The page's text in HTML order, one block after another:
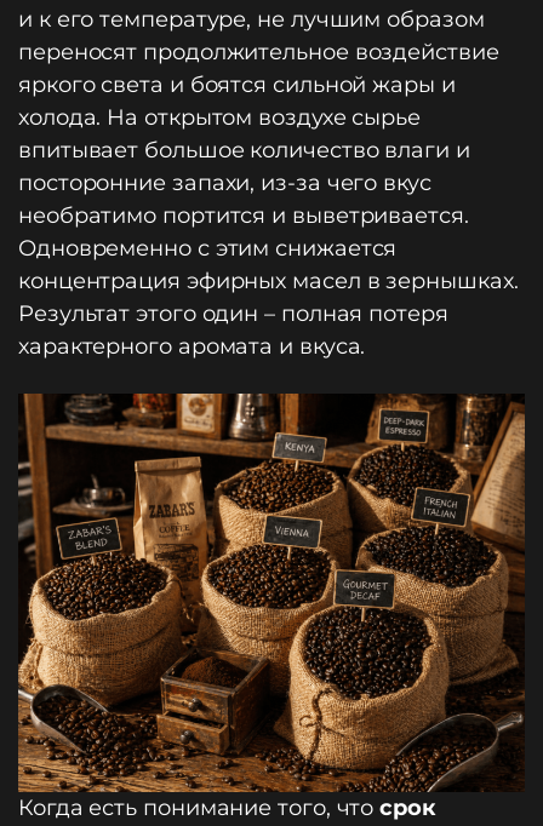
и к его температуре, не лучшим образом
переносят продолжительное воздействие
яркого света и боятся сильной жары и
холода. На открытом воздухе сырье
впитывает большое количество влаги и
посторонние запахи, из-за чего вкус
необратимо портится и выветривается.
Одновременно с этим снижается
концентрация эфирных масел в зернышках.
Результат этого один – полная потеря
характерного аромата и вкуса.
Когда есть понимание того, чтосрок